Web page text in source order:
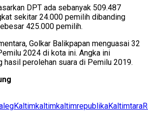
DPT ada sebanyak 509.487
sekitar 24.000 pemilih dibanding
425.000 pemilih.
Golkar Balikpapan menguasai 32
2024 di kota ini. Angka ini
hasil perolehan suara di Pemilu 2019.
kaltimkaltimrepublika